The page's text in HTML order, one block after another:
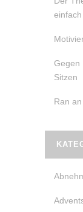
einfach
Gegen
Sitzen
Ran